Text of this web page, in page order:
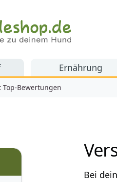
Ernährung
Top-Bewertungen
Bei